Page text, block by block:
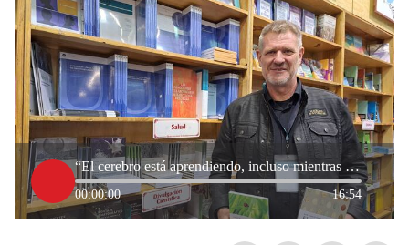
“El cerebro está aprendiendo, incluso mientras dormimos”: Dr. David Bueno
00:00:00 16:54